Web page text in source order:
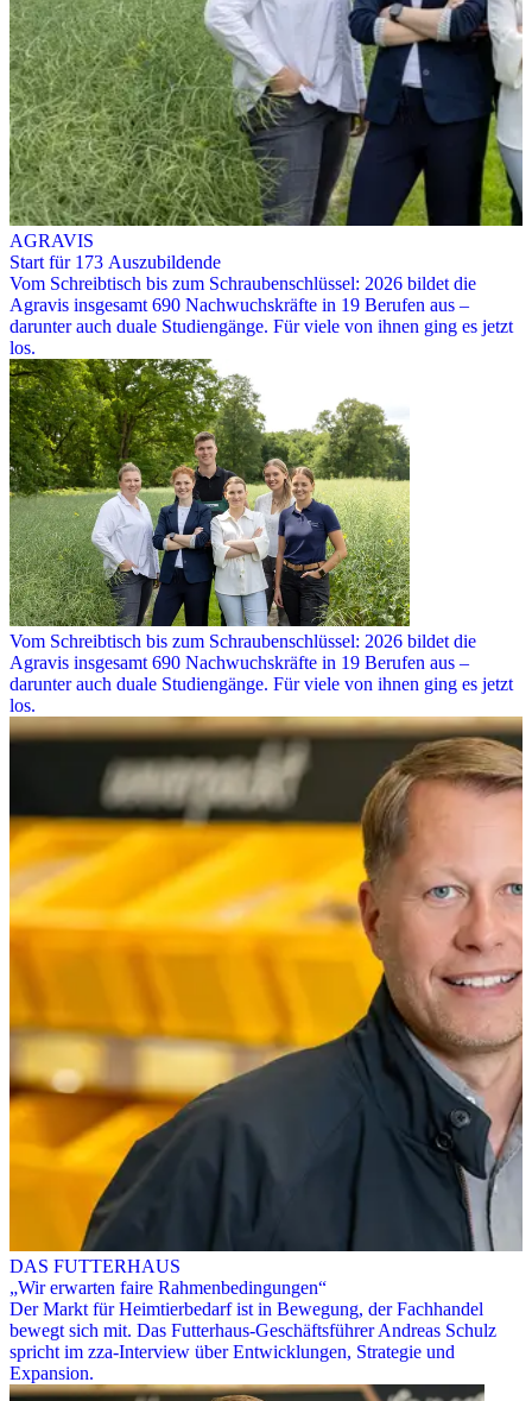
AGRAVIS
Start für 173 Auszubildende
Vom Schreibtisch bis zum Schraubenschlüssel: 2026 bildet die
Agravis insgesamt 690 Nachwuchskräfte in 19 Berufen aus –
darunter auch duale Studiengänge. Für viele von ihnen ging es jetzt
los.
Vom Schreibtisch bis zum Schraubenschlüssel: 2026 bildet die
Agravis insgesamt 690 Nachwuchskräfte in 19 Berufen aus –
darunter auch duale Studiengänge. Für viele von ihnen ging es jetzt
los.
DAS FUTTERHAUS
„Wir erwarten faire Rahmenbedingungen“
Der Markt für Heimtierbedarf ist in Bewegung, der Fachhandel
bewegt sich mit. Das Futterhaus-Geschäftsführer Andreas Schulz
spricht im zza-Interview über Entwicklungen, Strategie und
Expansion.